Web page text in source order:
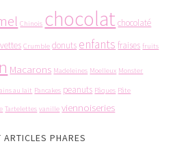
Chinois chocolat chocolaté
Crumble donuts enfants fraises fruits
Macarons Madeleines Moelleux Monster
au lait Pancakes peanuts Pâques Pâte
Tartelettes vanille viennoiseries
ARTICLES PHARES